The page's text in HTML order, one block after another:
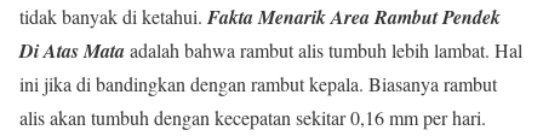
tidak banyak di ketahui. Fakta Menarik Area Rambut Pendek
Di Atas Mataadalah bahwa rambut alis tumbuh lebih lambat. Hal
ini jika di bandingkan dengan rambut kepala. Biasanya rambut
alis akan tumbuh dengan kecepatan sekitar 0,16 mm per hari.